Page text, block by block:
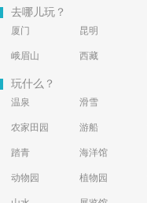
去哪儿玩？
厦门 昆明
峨眉山 西藏
玩什么？
温泉 滑雪
农家田园 游船
踏青 海洋馆
动物园 植物园